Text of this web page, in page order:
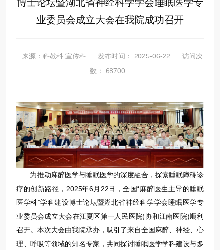
博士论坛暨湖北省神经科学学会睡眠医学专
业委员会成立大会在我院成功召开
来源：科教科 宣传科 发布时间： 2025-06-22
访问次
数： 68700
为推动麻醉医学与睡眠医学的深度融合，探索睡眠障碍诊
疗的创新路径，2025年6月22日，全国“麻醉医生主导的睡眠
医学科”学科建设博士论坛暨湖北省神经科学学会睡眠医学专
业委员会成立大会在江夏区第一人民医院(协和江南医院)顺利
召开。本次大会由我院承办，吸引了来自全国麻醉、神经、心
理、呼吸等领域的知名专家，共同探讨睡眠医学学科建设与多